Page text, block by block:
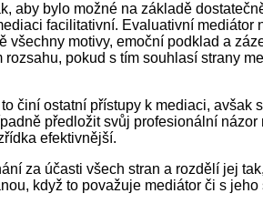
aby bylo možné na základě
facilitativní. Evaluativní mediátor
motivy, emoční podklad a
pokud s tím souhlasí strany
činí ostatní přístupy k mediaci, avšak
předložit svůj profesionální
efektivnější.
za účasti všech stran a rozdělí jej
když to považuje mediátor či s